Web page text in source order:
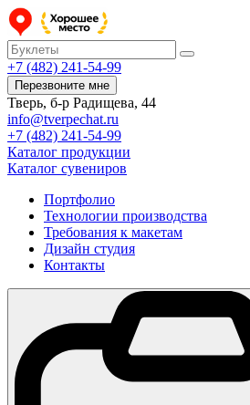
+7 (482) 241-54-99
Перезвоните мне
Тверь, б-р Радищева, 44
info@tverpechat.ru
+7 (482) 241-54-99
Каталог продукции
Каталог сувениров
Портфолио
Технологии производства
Требования к макетам
Дизайн студия
Контакты